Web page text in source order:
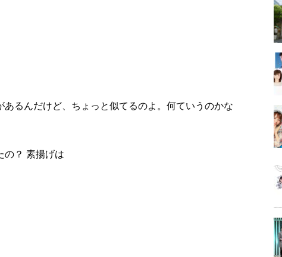
るんだけど、ちょっと似てるのよ。何ていうのかな
？ 素揚げは